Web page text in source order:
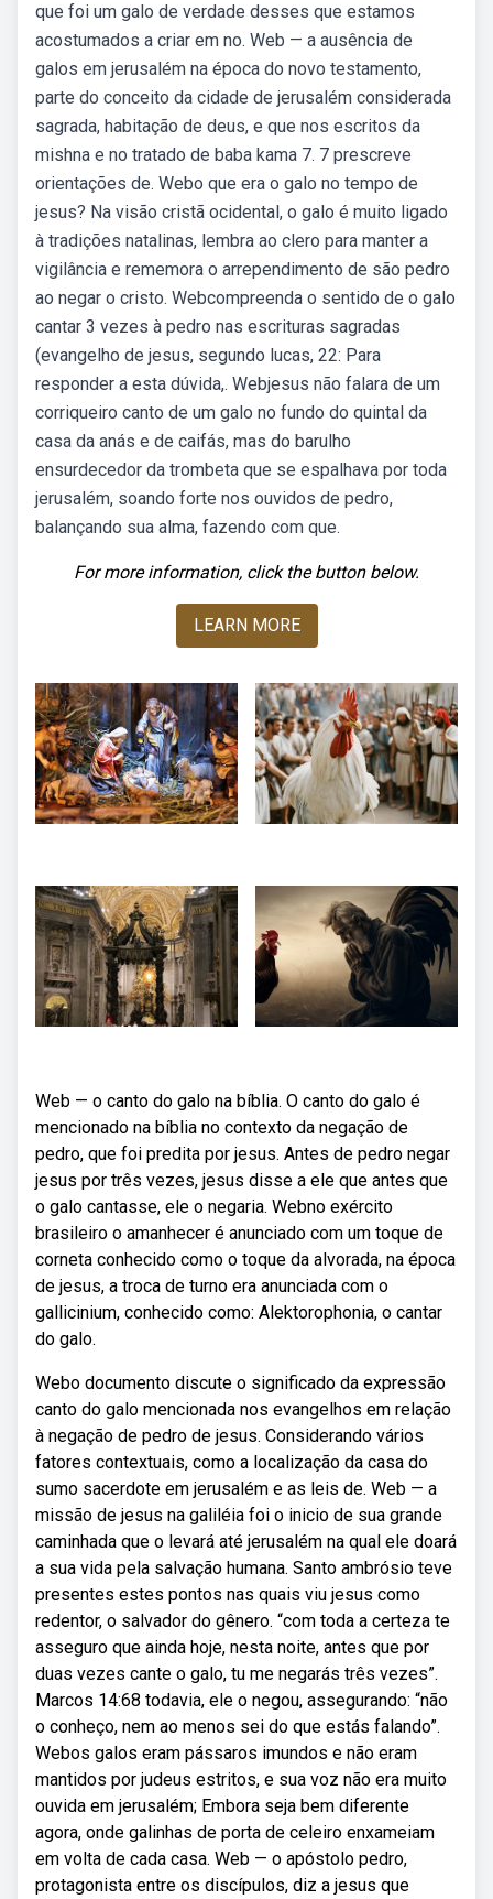
que foi um galo de verdade desses que estamos
acostumados a criar em no. Web — a ausência de
galos em jerusalém na época do novo testamento,
parte do conceito da cidade de jerusalém considerada
sagrada, habitação de deus, e que nos escritos da
mishna e no tratado de baba kama 7. 7 prescreve
orientações de. Webo que era o galo no tempo de
jesus? Na visão cristã ocidental, o galo é muito ligado
à tradições natalinas, lembra ao clero para manter a
vigilância e rememora o arrependimento de são pedro
ao negar o cristo. Webcompreenda o sentido de o galo
cantar 3 vezes à pedro nas escrituras sagradas
(evangelho de jesus, segundo lucas, 22: Para
responder a esta dúvida,. Webjesus não falara de um
corriqueiro canto de um galo no fundo do quintal da
casa da anás e de caifás, mas do barulho
ensurdecedor da trombeta que se espalhava por toda
jerusalém, soando forte nos ouvidos de pedro,
balançando sua alma, fazendo com que.
For more information, click the button below.
LEARN MORE
Web — o canto do galo na bíblia. O canto do galo é
mencionado na bíblia no contexto da negação de
pedro, que foi predita por jesus. Antes de pedro negar
jesus por três vezes, jesus disse a ele que antes que
o galo cantasse, ele o negaria. Webno exército
brasileiro o amanhecer é anunciado com um toque de
corneta conhecido como o toque da alvorada, na época
de jesus, a troca de turno era anunciada com o
gallicinium, conhecido como: Alektorophonia, o cantar
do galo.
Webo documento discute o significado da expressão
canto do galo mencionada nos evangelhos em relação
à negação de pedro de jesus. Considerando vários
fatores contextuais, como a localização da casa do
sumo sacerdote em jerusalém e as leis de. Web — a
missão de jesus na galiléia foi o inicio de sua grande
caminhada que o levará até jerusalém na qual ele doará
a sua vida pela salvação humana. Santo ambrósio teve
presentes estes pontos nas quais viu jesus como
redentor, o salvador do gênero. “com toda a certeza te
asseguro que ainda hoje, nesta noite, antes que por
duas vezes cante o galo, tu me negarás três vezes”.
Marcos 14:68 todavia, ele o negou, assegurando: “não
o conheço, nem ao menos sei do que estás falando”.
Webos galos eram pássaros imundos e não eram
mantidos por judeus estritos, e sua voz não era muito
ouvida em jerusalém; Embora seja bem diferente
agora, onde galinhas de porta de celeiro enxameiam
em volta de cada casa. Web — o apóstolo pedro,
protagonista entre os discípulos, diz a jesus que